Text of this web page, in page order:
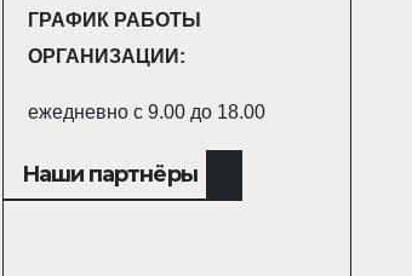
ГРАФИК РАБОТЫ
ОРГАНИЗАЦИИ:
ежедневно с 9.00 до 18.00
Наши партнёры